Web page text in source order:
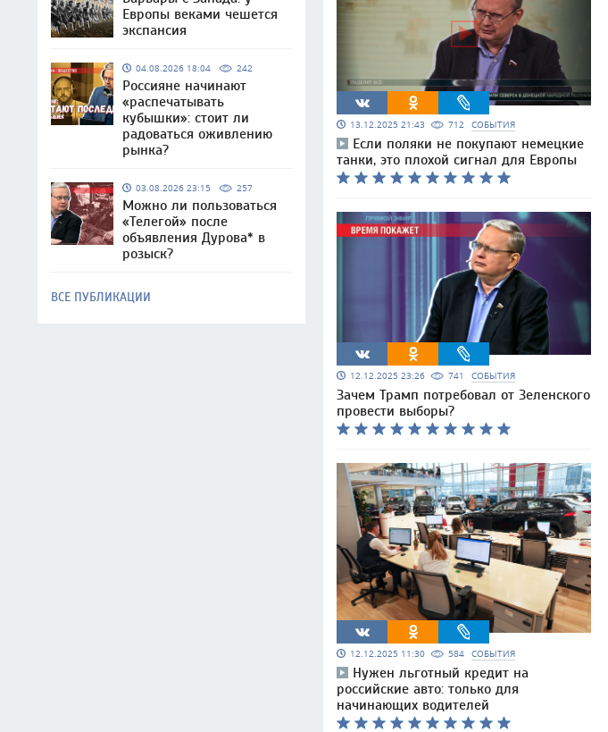
Европы веками чешется
экспансия
04.08.2026 18:04 242
Россияне начинают
«распечатывать
кубышки»: стоит ли
радоваться оживлению
рынка?
03.08.2026 23:15 257
Можно ли пользоваться
«Телегой» после
объявления Дурова* в
розыск?
ВСЕ ПУБЛИКАЦИИ
13.12.2025 21:43 712 СОБЫТИЯ
Если поляки не покупают немецкие
танки, это плохой сигнал для Европы
12.12.2025 23:26 741 СОБЫТИЯ
Зачем Трамп потребовал от Зеленского
провести выборы?
12.12.2025 11:30 584 СОБЫТИЯ
Нужен льготный кредит на
российские авто: только для
начинающих водителей